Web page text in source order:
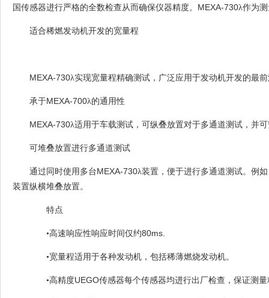
国传感器进行严格的全数检查从而确保仪器精度。 MEXA-730λ作为
适合稀燃发动机开发的宽量程
MEXA-730λ实现宽量程精确测试，广泛应用于发动机开发的最
承于MEXA-700λ的通用性
MEXA-730λ适用于车载测试，可纵叠放置对于多通道测试，并
可堆叠放置进行多通道测试
通过同时使用多台MEXA-730λ装置，便于进行多通道测试。例
装置纵横堆叠放置。
特点
•高速响应性响应时间仅约80ms.
•宽量程适用于各种发动机，包括稀薄燃烧发动机。
•高精度UEGO传感器每个传感器均进行出厂检查，保证测